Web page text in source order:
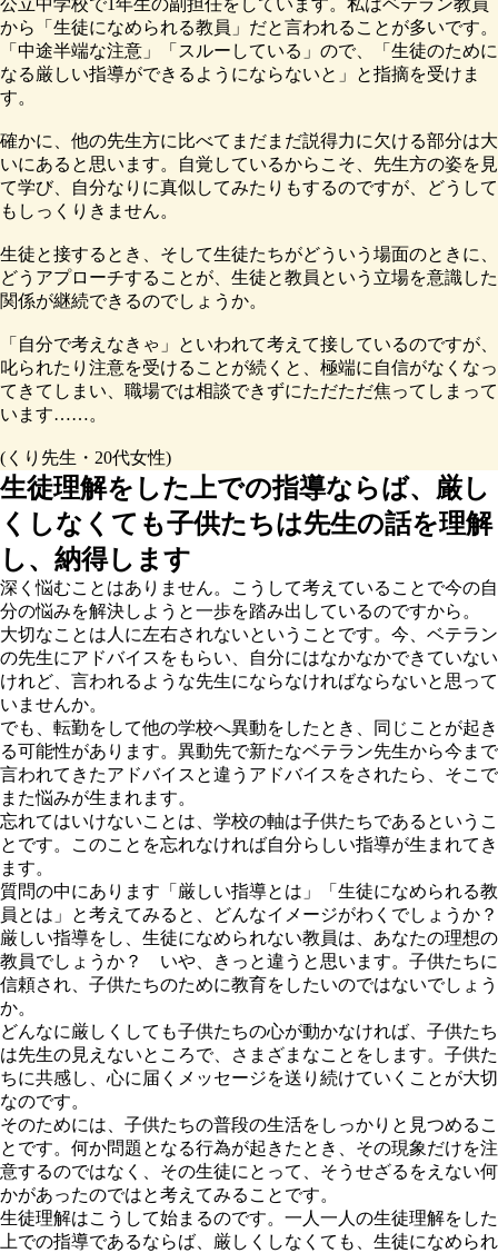
から「生徒になめられる教員」だと言われることが多いです。
「中途半端な注意」「スルーしている」ので、「生徒のために
なる厳しい指導ができるようにならないと」と指摘を受けま
す。
確かに、他の先生方に比べてまだまだ説得力に欠ける部分は大
いにあると思います。自覚しているからこそ、先生方の姿を見
て学び、自分なりに真似してみたりもするのですが、どうして
もしっくりきません。
生徒と接するとき、そして生徒たちがどういう場面のときに、
どうアプローチすることが、生徒と教員という立場を意識した
関係が継続できるのでしょうか。
「自分で考えなきゃ」といわれて考えて接しているのですが、
叱られたり注意を受けることが続くと、極端に自信がなくなっ
てきてしまい、職場では相談できずにただただ焦ってしまって
います……。
(くり先生・20代女性)
生徒理解をした上での指導ならば、厳し
くしなくても子供たちは先生の話を理解
し、納得します
深く悩むことはありません。こうして考えていることで今の自
分の悩みを解決しようと一歩を踏み出しているのですから。
大切なことは人に左右されないということです。今、ベテラン
の先生にアドバイスをもらい、自分にはなかなかできていない
けれど、言われるような先生にならなければならないと思って
いませんか。
でも、転勤をして他の学校へ異動をしたとき、同じことが起き
る可能性があります。異動先で新たなベテラン先生から今まで
言われてきたアドバイスと違うアドバイスをされたら、そこで
また悩みが生まれます。
忘れてはいけないことは、学校の軸は子供たちであるというこ
とです。このことを忘れなければ自分らしい指導が生まれてき
ます。
質問の中にあります「厳しい指導とは」「生徒になめられる教
員とは」と考えてみると、どんなイメージがわくでしょうか？
厳しい指導をし、生徒になめられない教員は、あなたの理想の
教員でしょうか？ いや、きっと違うと思います。子供たちに
信頼され、子供たちのために教育をしたいのではないでしょう
か。
どんなに厳しくしても子供たちの心が動かなければ、子供たち
は先生の見えないところで、さまざまなことをします。子供た
ちに共感し、心に届くメッセージを送り続けていくことが大切
なのです。
そのためには、子供たちの普段の生活をしっかりと見つめるこ
とです。何か問題となる行為が起きたとき、その現象だけを注
意するのではなく、その生徒にとって、そうせざるをえない何
かがあったのではと考えてみることです。
生徒理解はこうして始まるのです。一人一人の生徒理解をした
上での指導であるならば、厳しくしなくても、生徒になめられ